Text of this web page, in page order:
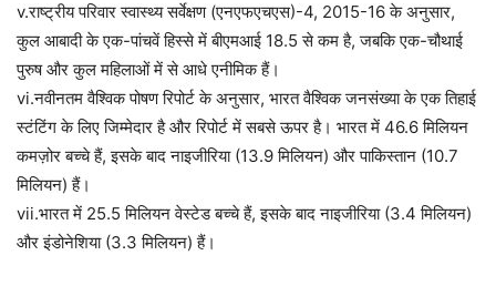
v.राष्ट्रीय परिवार स्वास्थ्य सर्वेक्षण (एनएफएचएस)-4, 2015-16 के अनुसार,
कुल आबादी के एक-पांचवें हिस्से में बीएमआई 18.5 से कम है, जबकि एक-चौथाई
पुरुष और कुल महिलाओं में से आधे एनीमिक हैं।
vi.नवीनतम वैश्विक पोषण रिपोर्ट के अनुसार, भारत वैश्विक जनसंख्या के एक तिहाई
स्टंटिंग के लिए जिम्मेदार है और रिपोर्ट में सबसे ऊपर है। भारत में 46.6 मिलियन
कमज़ोर बच्चे हैं, इसके बाद नाइजीरिया (13.9 मिलियन) और पाकिस्तान (10.7
मिलियन) हैं।
vii.भारत में 25.5 मिलियन वेस्टेड बच्चे हैं, इसके बाद नाइजीरिया (3.4 मिलियन)
और इंडोनेशिया (3.3 मिलियन) हैं।